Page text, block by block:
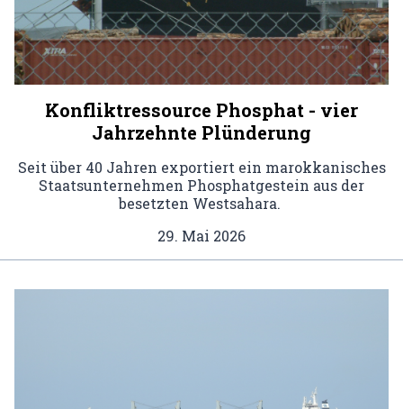
Konfliktressource Phosphat - vier
Jahrzehnte Plünderung
Seit über 40 Jahren exportiert ein marokkanisches
Staatsunternehmen Phosphatgestein aus der
besetzten Westsahara.
29. Mai 2026